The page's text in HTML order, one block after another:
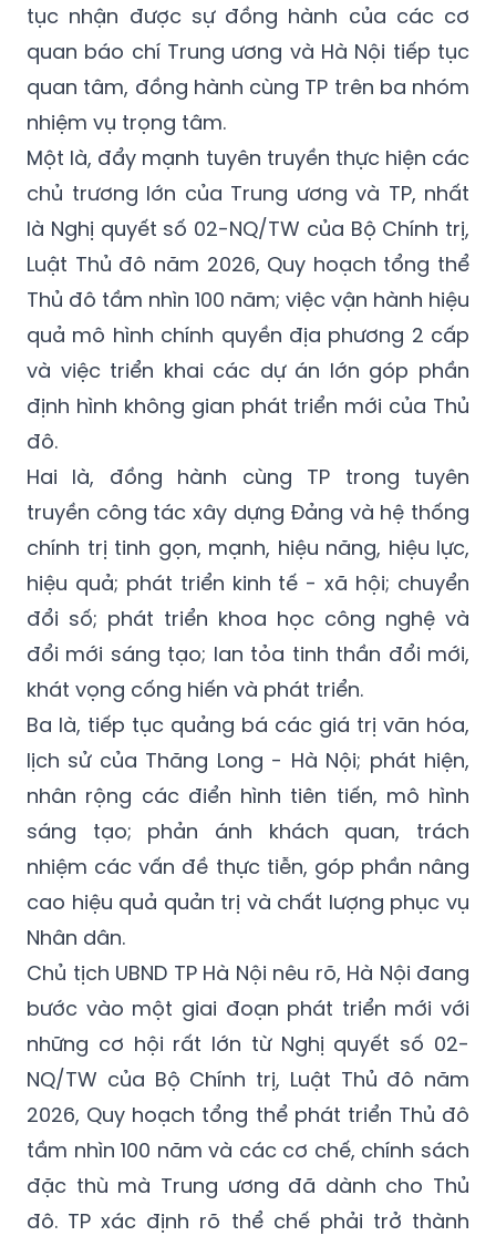
tục nhận được sự đồng hành của các cơ
quan báo chí Trung ương và Hà Nội tiếp tục
quan tâm, đồng hành cùng TP trên ba nhóm
nhiệm vụ trọng tâm.
Một là, đẩy mạnh tuyên truyền thực hiện các
chủ trương lớn của Trung ương và TP, nhất
là Nghị quyết số 02-NQ/TW của Bộ Chính trị,
Luật Thủ đô năm 2026, Quy hoạch tổng thể
Thủ đô tầm nhìn 100 năm; việc vận hành hiệu
quả mô hình chính quyền địa phương 2 cấp
và việc triển khai các dự án lớn góp phần
định hình không gian phát triển mới của Thủ
đô.
Hai là, đồng hành cùng TP trong tuyên
truyền công tác xây dựng Đảng và hệ thống
chính trị tinh gọn, mạnh, hiệu năng, hiệu lực,
hiệu quả; phát triển kinh tế - xã hội; chuyển
đổi số; phát triển khoa học công nghệ và
đổi mới sáng tạo; lan tỏa tinh thần đổi mới,
khát vọng cống hiến và phát triển.
Ba là, tiếp tục quảng bá các giá trị văn hóa,
lịch sử của Thăng Long - Hà Nội; phát hiện,
nhân rộng các điển hình tiên tiến, mô hình
sáng tạo; phản ánh khách quan, trách
nhiệm các vấn đề thực tiễn, góp phần nâng
cao hiệu quả quản trị và chất lượng phục vụ
Nhân dân.
Chủ tịch UBND TP Hà Nội nêu rõ, Hà Nội đang
bước vào một giai đoạn phát triển mới với
những cơ hội rất lớn từ Nghị quyết số 02-
NQ/TW của Bộ Chính trị, Luật Thủ đô năm
2026, Quy hoạch tổng thể phát triển Thủ đô
tầm nhìn 100 năm và các cơ chế, chính sách
đặc thù mà Trung ương đã dành cho Thủ
đô. TP xác định rõ thể chế phải trở thành